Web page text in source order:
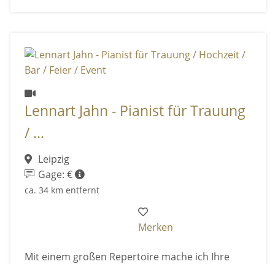
Lennart Jahn - Pianist für Trauung
/ ...
Leipzig
Gage: €
ca. 34 km entfernt
Merken
Mit einem großen Repertoire mache ich Ihre